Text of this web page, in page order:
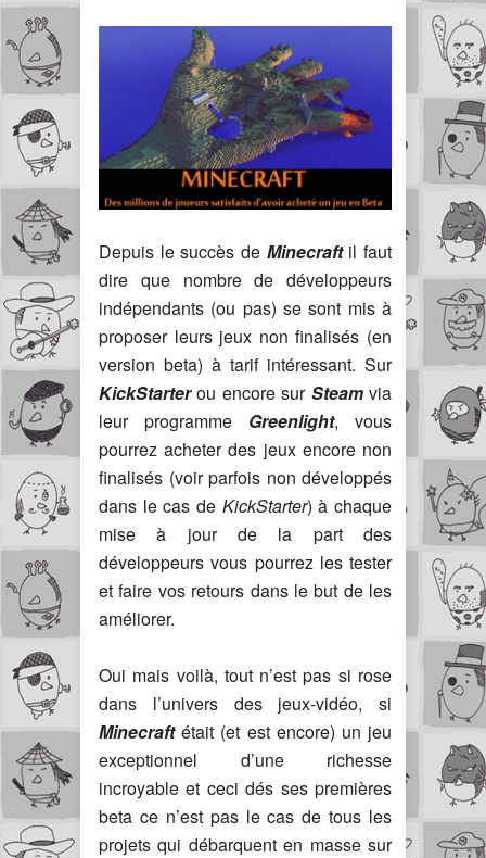
Depuis le succès de Minecraft il faut
dire que nombre de développeurs
indépendants (ou pas) se sont mis à
proposer leurs jeux non finalisés (en
version beta) à tarif intéressant. Sur
KickStarter ou encore sur Steam via
leur programme Greenlight, vous
pourrez acheter des jeux encore non
finalisés (voir parfois non développés
dans le cas de KickStarter) à chaque
mise à jour de la part des
développeurs vous pourrez les tester
et faire vos retours dans le but de les
améliorer.
Oui mais voilà, tout n’est pas si rose
dans l’univers des jeux-vidéo, si
Minecraft était (et est encore) un jeu
exceptionnel d’une richesse
incroyable et ceci dés ses premières
beta ce n’est pas le cas de tous les
projets qui débarquent en masse sur